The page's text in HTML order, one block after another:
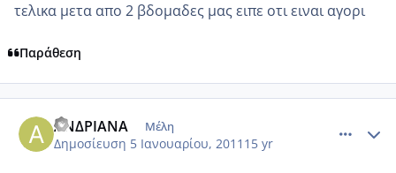
τελικα μετα απο 2 βδομαδες μας ειπε οτι ειναι αγορι
Παράθεση
ΑΝΔΡΙΑΝΑ Μέλη
Δημοσίευση 5 Ιανουαρίου, 2011 15 yr